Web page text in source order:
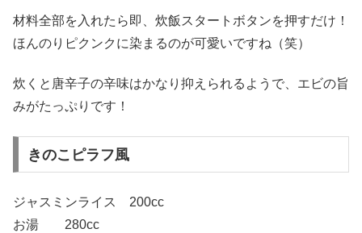
材料全部を入れたら即、炊飯スタートボタンを押すだけ！
ほんのりピクンクに染まるのが可愛いですね（笑）
炊くと唐辛子の辛味はかなり抑えられるようで、エビの旨
みがたっぷりです！
きのこピラフ風
ジャスミンライス 200cc
お湯 280cc